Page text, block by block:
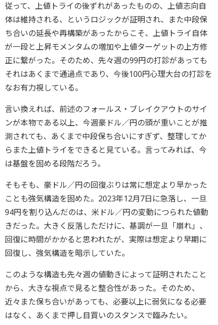
従って、上値トライの後ずれがあったものの、上値志向自
体は維持される、というロジックが証明され、また中段保
ち合いの延長や再構築があったからこそ、上値トライ自体
が一段と上昇モメンタムの増加や上値ターゲットの上方修
正に繋がった。そのため、先々週の99円の打診があっても
それはあくまで通過点であり、今後100円心理大台の打診を
なお有力視している。
言い換えれば、前述のフォールス・ブレイクアウトのサイ
ンが本物である以上、今週豪ドル／円の頭が重いことが推
測されても、あくまで中段保ち合いにすぎず、整理してか
らまた上値トライをできると見ている。言ってみれば、今
は基盤を固める段階だろう。
そもそも、豪ドル／円の回復ぶりは常に想定より早かった
ことも強気構造を固めた。2023年12月7日に急落し、一旦
94円を割り込んだのは、米ドル／円の変動につられた値動
きだった。大きく反落しただけに、基調が一旦「崩れ」、
回復に時間がかかると思われたが、実際は想定より早期に
回復し、強気構造を暗示していた。
このような構造も先々週の値動きによって証明されたこと
から、大きな視点で見ると整合性があった。そのため、
近々また保ち合いがあっても、必要以上に弱気になる必要
はなく、あくまで押し目買いのスタンスで臨みたい。